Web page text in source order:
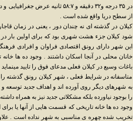
از سطح دریا واقع شده است .
کیلان در گذشته ای نه چندان دور ، یعنی در زمان
شود کیلان جزء هشت شهری بود که برای اولین بار
این شهر دارای رونق اقتصادی فراوان و افرادی
خانان محلی در آنجا اسکان داشتند . وجود ده ها
باغات وسیع در کیلان فعلی مدعای فوق را تایید مینماید
متاسفانه در شرایط فعلی ، شهر کیلان رونق گذشته
به شهرهای دیگر روی آورده اند و اهداف جدید توسعه
را بوجود نیاورده بلکه مشکلاتی جدید نیز به همراه
وجود ده ها خانه تاریخی که قسمت هایی از آنها یا
تخریب شده چهره ی مناسبی به شهر نداده است .